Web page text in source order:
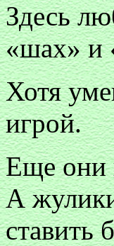
Здесь
«шах» и
Хотя
игрой.
Еще они
А
ставить